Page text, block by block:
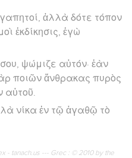
ἀλλὰ δότε τόπον
ἐκδίκησις, ἐγὼ
ψώμιζε αὐτόν· ἐὰν
ποιῶν ἄνθρακας πυρὸς
αὐτοῦ.
νίκα ἐν τῷ ἀγαθῷ τὸ
- tanach.us --- Grec : © 2010 by the